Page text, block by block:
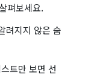
펴보세요.
려지지 않은 숨
트만 보면 선